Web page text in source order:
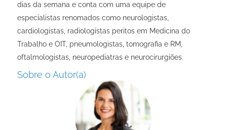
dias da semana e conta com uma equipe de
especialistas renomados como neurologistas,
cardiologistas, radiologistas peritos em Medicina do
Trabalho e OIT, pneumologistas, tomografia e RM,
oftalmologistas, neuropediatras e neurocirurgiões.
Sobre o Autor(a)